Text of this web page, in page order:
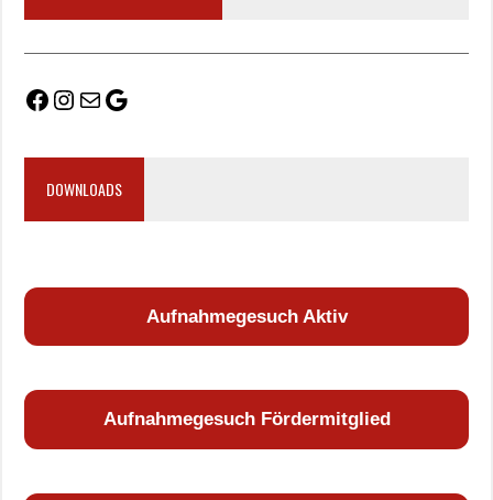
DOWNLOADS
Aufnahmegesuch Aktiv
Aufnahmegesuch Fördermitglied